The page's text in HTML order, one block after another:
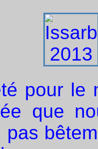
pour le
que
pas